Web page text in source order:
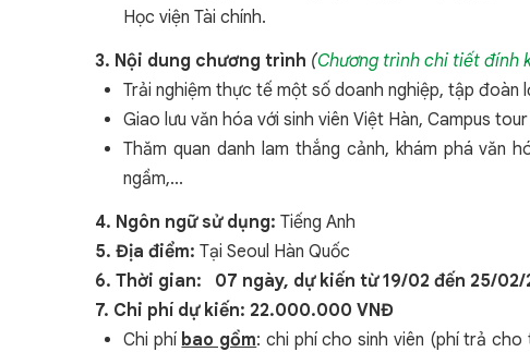
Học viện Tài chính.
3. Nội dung chương trình (Chương trình chi tiết đính
Trải nghiệm thực tế một số doanh nghiệp, tập đoàn
Giao lưu văn hóa với sinh viên Việt Hàn, Campus
Thăm quan danh lam thắng cảnh, khám phá văn
ngầm,...
4. Ngôn ngữ sử dụng: Tiếng Anh
5. Địa điểm: Tại Seoul Hàn Quốc
6. Thời gian: 07 ngày, dự kiến từ 19/02 đến 25/02/
7. Chi phí dự kiến: 22.000.000 VNĐ
Chi phí bao gồm: chi phí cho sinh viên (phí trả